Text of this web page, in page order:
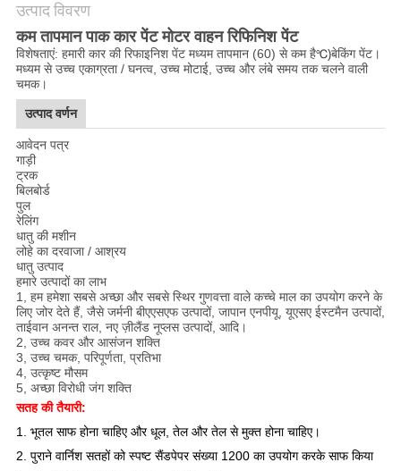
उत्पाद विवरण
कम तापमान पाक कार पेंट मोटर वाहन रिफिनिश पेंट
विशेषताएं: हमारी कार की रिफाइनिश पेंट मध्यम तापमान (60) से कम है℃)बेकिंग पेंट।
मध्यम से उच्च एकाग्रता / घनत्व, उच्च मोटाई, उच्च और लंबे समय तक चलने वाली
चमक।
उत्पाद वर्णन
आवेदन पत्र
गाड़ी
ट्रक
बिलबोर्ड
पुल
रेलिंग
धातु की मशीन
लोहे का दरवाजा / आश्रय
धातु उत्पाद
हमारे उत्पादों का लाभ
1, हम हमेशा सबसे अच्छा और सबसे स्थिर गुणवत्ता वाले कच्चे माल का उपयोग करने के
लिए जोर देते हैं, जैसे जर्मनी बीएएसएफ उत्पादों, जापान एनपीयू, यूएसए ईस्टमैन उत्पादों,
ताईवान अनन्त राल, नए ज़ीलैंड नूप्लस उत्पादों, आदि।
2, उच्च कवर और आसंजन शक्ति
3, उच्च चमक, परिपूर्णता, प्रतिभा
4, उत्कृष्ट मौसम
5, अच्छा विरोधी जंग शक्ति
सतह की तैयारी:
1. भूतल साफ होना चाहिए और धूल, तेल और तेल से मुक्त होना चाहिए।
2. पुराने वार्निश सतहों को स्पष्ट सैंडपेपर संख्या 1200 का उपयोग करके साफ किया